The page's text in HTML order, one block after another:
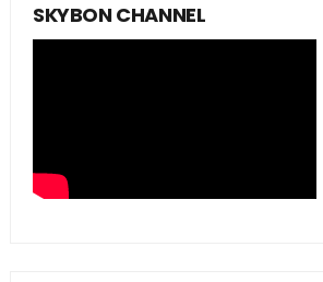
SKYBON CHANNEL